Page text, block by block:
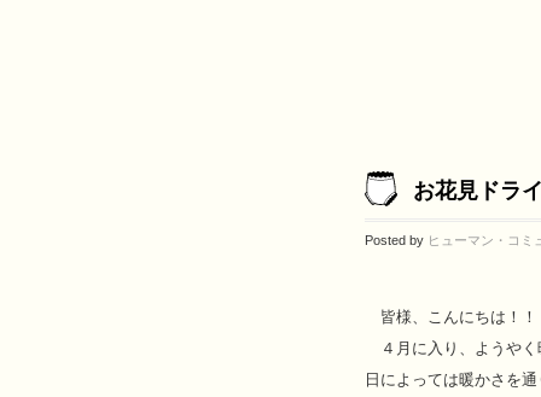
お花見ドラ
Posted by ヒューマン・コミ
皆様、こんにちは！！
４月に入り、ようやく
日によっては暖かさを